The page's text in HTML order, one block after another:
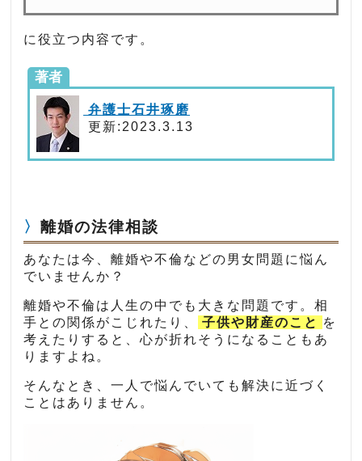
に役立つ内容です。
著者
弁護士石井琢磨
更新:2023.3.13
離婚の法律相談
あなたは今、離婚や不倫などの男女問題に悩ん
でいませんか？
離婚や不倫は人生の中でも大きな問題です。相
手との関係がこじれたり、
子供や財産のこと
を
考えたりすると、心が折れそうになることもあ
りますよね。
そんなとき、一人で悩んでいても解決に近づく
ことはありません。